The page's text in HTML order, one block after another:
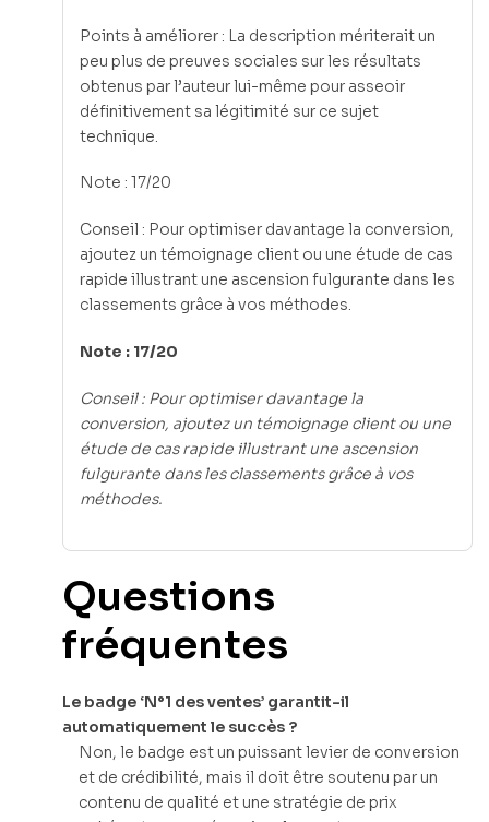
Points à améliorer : La description mériterait un
peu plus de preuves sociales sur les résultats
obtenus par l’auteur lui-même pour asseoir
définitivement sa légitimité sur ce sujet
technique.
Note : 17/20
Conseil : Pour optimiser davantage la conversion,
ajoutez un témoignage client ou une étude de cas
rapide illustrant une ascension fulgurante dans les
classements grâce à vos méthodes.
Note : 17/20
Conseil : Pour optimiser davantage la
conversion, ajoutez un témoignage client ou une
étude de cas rapide illustrant une ascension
fulgurante dans les classements grâce à vos
méthodes.
Questions
fréquentes
Le badge ‘N°1 des ventes’ garantit-il
automatiquement le succès ?
Non, le badge est un puissant levier de conversion
et de crédibilité, mais il doit être soutenu par un
contenu de qualité et une stratégie de prix